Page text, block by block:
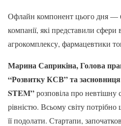
Офлайн компонент цього дня —
компанії, які представили сфери
агрокомплексу, фармацевтики
Марина Саприкіна, Голова
“Розвитку КСВ” та
STEM”розповіла про невтішну
рівністю. Всьому світу
її подолати. Стартапи,